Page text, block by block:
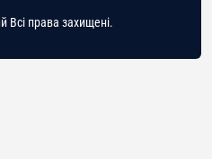
Всі права захищені.